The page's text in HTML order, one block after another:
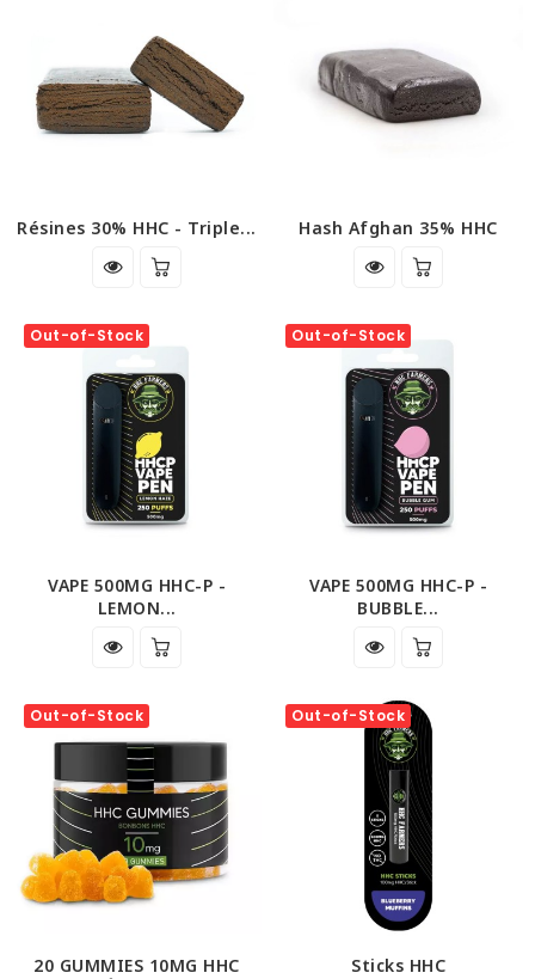
Résines 30% HHC - Triple... Hash Afghan 35% HHC
Out-of-Stock
VAPE 500MG HHC-P -
LEMON...
Out-of-Stock
VAPE 500MG HHC-P -
BUBBLE...
Out-of-Stock
20 GUMMIES 10MG HHC
Out-of-Stock
Sticks HHC